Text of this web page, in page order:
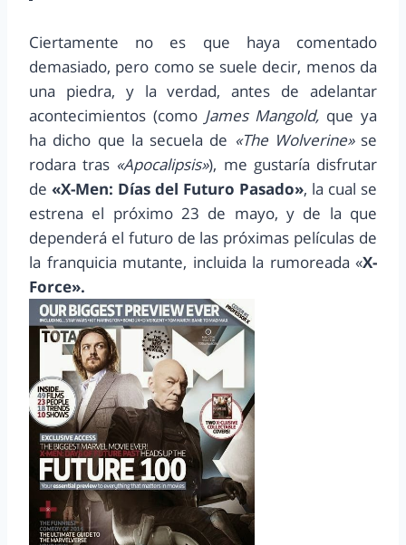
Ciertamente no es que haya comentado
demasiado, pero como se suele decir, menos da
una piedra, y la verdad, antes de adelantar
acontecimientos (comoJames Mangold, que ya
ha dicho que la secuela de «The Wolverine» se
rodara tras «Apocalipsis»), me gustaría disfrutar
de «X-Men: Días del Futuro Pasado», la cual se
estrena el próximo 23 de mayo, y de la que
dependerá el futuro de las próximas películas de
la franquicia mutante, incluida la rumoreada «X-
Force».